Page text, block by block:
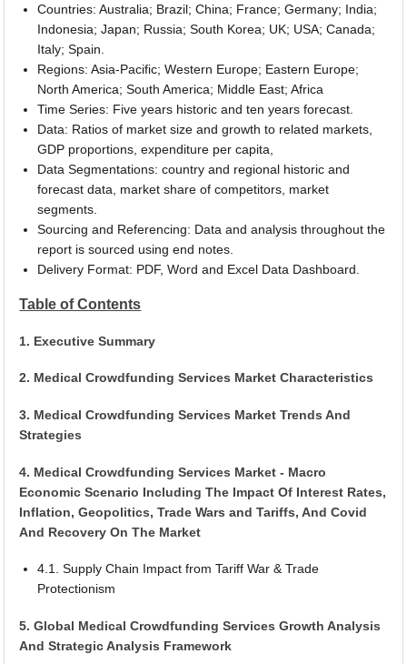
Countries: Australia; Brazil; China; France; Germany; India;
Indonesia; Japan; Russia; South Korea; UK; USA; Canada;
Italy; Spain.
Regions: Asia-Pacific; Western Europe; Eastern Europe;
North America; South America; Middle East; Africa
Time Series: Five years historic and ten years forecast.
Data: Ratios of market size and growth to related markets,
GDP proportions, expenditure per capita,
Data Segmentations: country and regional historic and
forecast data, market share of competitors, market
segments.
Sourcing and Referencing: Data and analysis throughout the
report is sourced using end notes.
Delivery Format: PDF, Word and Excel Data Dashboard.
Table of Contents
1. Executive Summary
2. Medical Crowdfunding Services Market Characteristics
3. Medical Crowdfunding Services Market Trends And
Strategies
4. Medical Crowdfunding Services Market - Macro
Economic Scenario Including The Impact Of Interest Rates,
Inflation, Geopolitics, Trade Wars and Tariffs, And Covid
And Recovery On The Market
4.1. Supply Chain Impact from Tariff War & Trade
Protectionism
5. Global Medical Crowdfunding Services Growth Analysis
And Strategic Analysis Framework